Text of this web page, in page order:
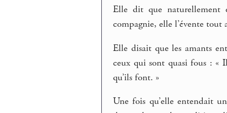
Elle dit que naturellement
compagnie, elle l’évente tout
Elle disait que les amants
ceux qui sont quasi fous : «
qu’ils font. »
Une fois qu’elle entendait